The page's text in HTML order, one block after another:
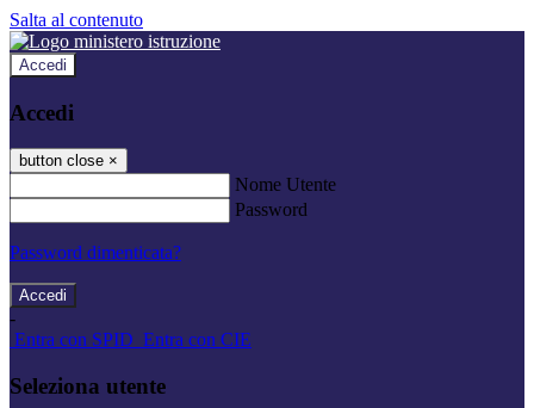
Salta al contenuto
Accedi
Accedi
button close ×
Nome Utente
Password
Password dimenticata?
-
Entra con SPID Entra con CIE
Seleziona utente